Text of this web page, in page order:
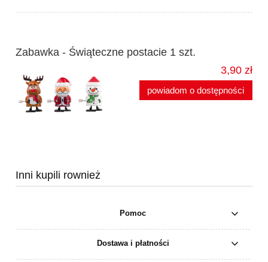
Zabawka - Świąteczne postacie 1 szt.
3,90 zł
powiadom o dostępności
Inni kupili rownież
Pomoc
Dostawa i płatności